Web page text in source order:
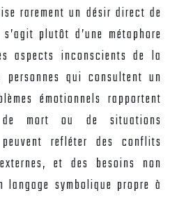
rarement un désir direct de
plutôt d’une métaphore
aspects inconscients de la
personnes qui consultent un
émotionnels rapportent
mort ou de situations
refléter des conflits
et des besoins non
symbolique propre à